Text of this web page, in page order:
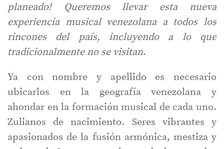
planeado! Queremos llevar esta nueva
experiencia musical venezolana a todos los
rincones del país, incluyendo a lo que
tradicionalmente no se visitan.
Ya con nombre y apellido es necesario
ubicarlos en la geografía venezolana y
ahondar en la formación musical de cada uno.
Zulianos de nacimiento. Seres vibrantes y
apasionados de la fusión armónica, mestiza y